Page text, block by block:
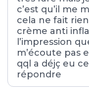
c’est qu’il me
cela ne fait
crème anti
l’impression
m’écoute pas
qql a déjç eu
répondre